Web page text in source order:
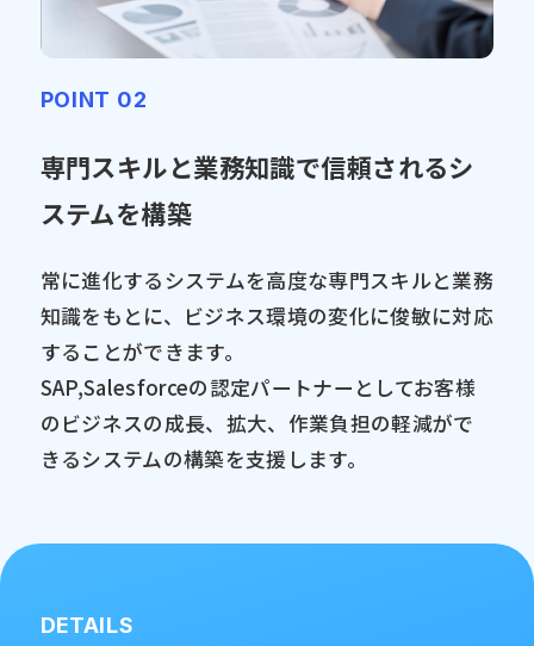
POINT 02
専門スキルと業務知識で信頼されるシ
ステムを構築
常に進化するシステムを高度な専門スキルと業務
知識をもとに、ビジネス環境の変化に俊敏に対応
することができます。
SAP,Salesforceの認定パートナーとしてお客様
のビジネスの成長、拡大、作業負担の軽減がで
きるシステムの構築を支援します。
DETAILS